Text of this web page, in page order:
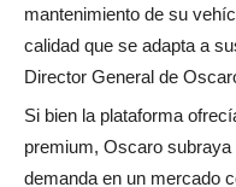
mantenimiento de su
calidad que se adapta a
Director General de
Si bien la plataforma
premium, Oscaro subraya
demanda en un mercado